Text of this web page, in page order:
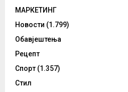
МАРКЕТИНГ
Новости (1.799)
Обавјештења
Рецепт
Спорт (1.357)
Стил